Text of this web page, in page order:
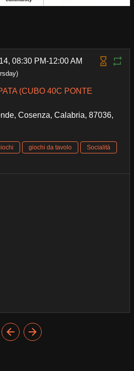
08:30 PM-12:00 AM
(CUBO 40C PONTE
Cosenza, Calabria, 87036,
giochi da tavolo
Socialità